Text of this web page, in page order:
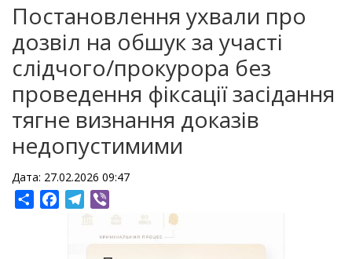
Постановлення ухвали про
дозвіл на обшук за участі
слідчого/прокурора без
проведення фіксації засідання
тягне визнання доказів
недопустимими
Дата: 27.02.2026 09:47
ShareFacebookTelegram